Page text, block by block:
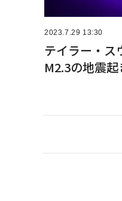
2023.7.29 13:30
テイラー・ス
M2.3の地震起